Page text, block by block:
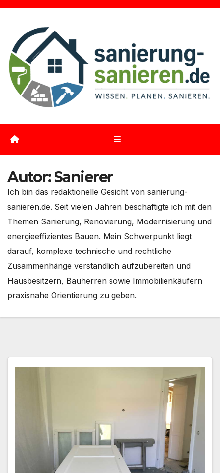
Zum
springen
Autor:Sanierer
Ich bin das redaktionelle Gesicht von sanierung-
sanieren.de. Seit vielen Jahren beschäftigte ich mit den
Themen Sanierung, Renovierung, Modernisierung und
energieeffizientes Bauen. Mein Schwerpunkt liegt
darauf, komplexe technische und rechtliche
Zusammenhänge verständlich aufzubereiten und
Hausbesitzern, Bauherren sowie Immobilienkäufern
praxisnahe Orientierung zu geben.